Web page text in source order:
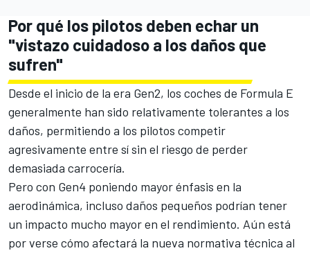
Por qué los pilotos deben echar un
"vistazo cuidadoso a los daños que
sufren"
Desde el inicio de la era Gen2, los coches de Formula E
generalmente han sido relativamente tolerantes a los
daños, permitiendo a los pilotos competir
agresivamente entre sí sin el riesgo de perder
demasiada carrocería.
Pero con Gen4 poniendo mayor énfasis en la
aerodinámica, incluso daños pequeños podrían tener
un impacto mucho mayor en el rendimiento. Aún está
por verse cómo afectará la nueva normativa técnica al